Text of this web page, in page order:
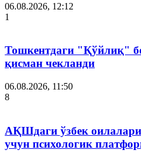
06.08.2026, 12:12
1
Тошкентдаги "Қўйлиқ"
қисман чекланди
06.08.2026, 11:50
8
АҚШдаги ўзбек
учун психологик